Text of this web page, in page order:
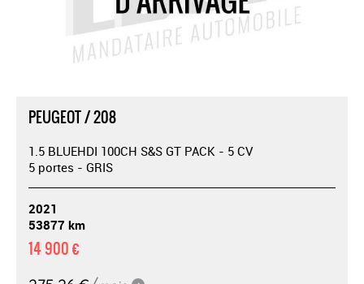
PEUGEOT / 208
1.5 BLUEHDI 100CH S&S GT PACK - 5 CV
5 portes - GRIS
2021
53877 km
14 900 €